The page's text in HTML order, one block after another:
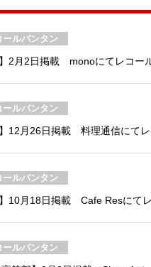
ールバンタン
】2月2日掲載 monoにてレコー
ールバンタン
】12月26日掲載 料理通信にて
ールバンタン
】10月18日掲載 Cafe Resにて
ールバンタン